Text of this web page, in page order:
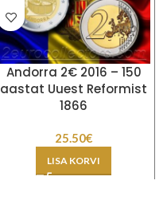
Andorra 2€ 2016 – 150
aastat Uuest Reformist
1866
25.50€
LISA KORVI